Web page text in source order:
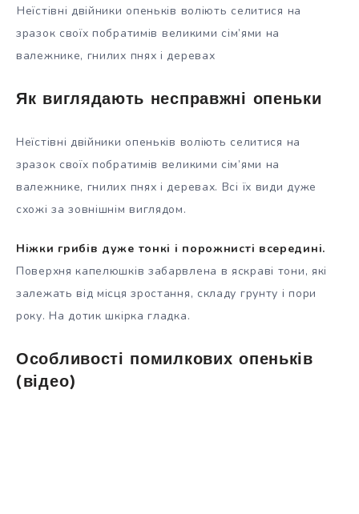
Неїстівні двійники опеньків воліють селитися на
зразок своїх побратимів великими сім’ями на
валежнике, гнилих пнях і деревах
Як виглядають несправжні опеньки
Неїстівні двійники опеньків воліють селитися на
зразок своїх побратимів великими сім’ями на
валежнике, гнилих пнях і деревах. Всі їх види дуже
схожі за зовнішнім виглядом.
Ніжки грибів дуже тонкі і порожнисті всередині.
Поверхня капелюшків забарвлена в яскраві тони, які
залежать від місця зростання, складу грунту і пори
року. На дотик шкірка гладка.
Особливості помилкових опеньків
(відео)